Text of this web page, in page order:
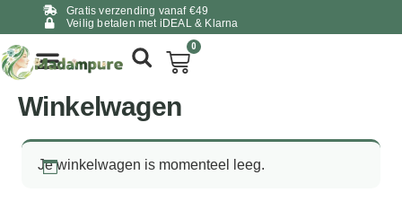
Gratis verzending vanaf €49
Veilig betalen met iDEAL & Klarna
0
Winkelwagen
Je winkelwagen is momenteel leeg.